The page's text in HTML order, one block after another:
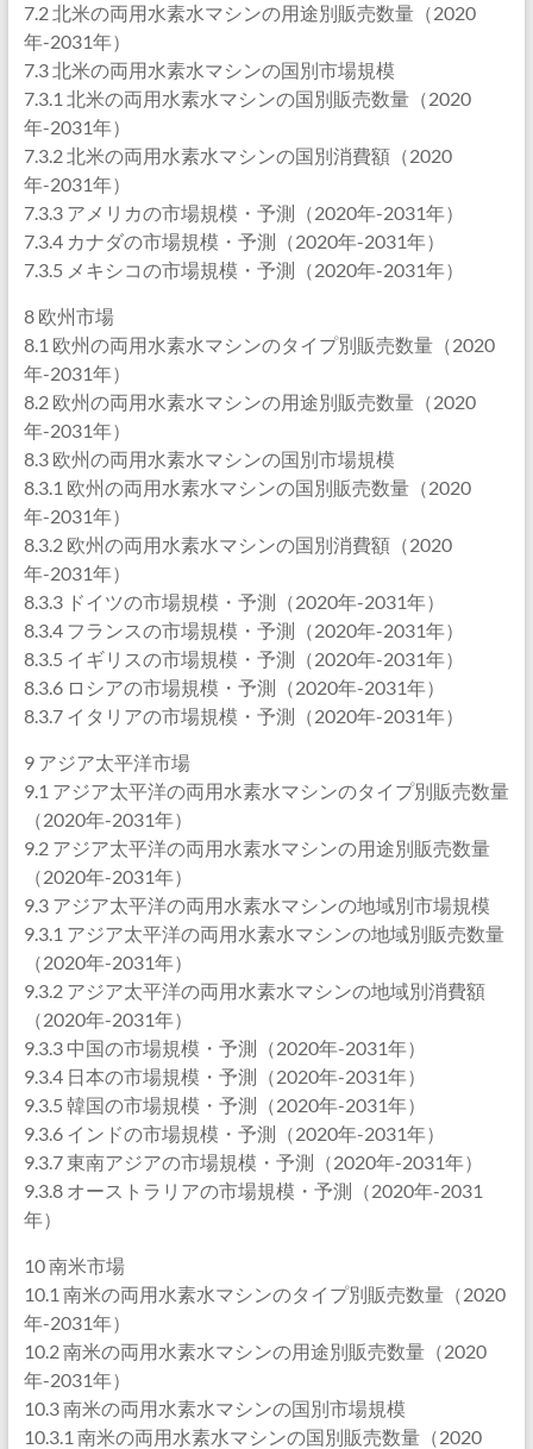
7.2 北米の両用水素水マシンの用途別販売数量（2020
年-2031年）
7.3 北米の両用水素水マシンの国別市場規模
7.3.1 北米の両用水素水マシンの国別販売数量（2020
年-2031年）
7.3.2 北米の両用水素水マシンの国別消費額（2020
年-2031年）
7.3.3 アメリカの市場規模・予測（2020年-2031年）
7.3.4 カナダの市場規模・予測（2020年-2031年）
7.3.5 メキシコの市場規模・予測（2020年-2031年）
8 欧州市場
8.1 欧州の両用水素水マシンのタイプ別販売数量（2020
年-2031年）
8.2 欧州の両用水素水マシンの用途別販売数量（2020
年-2031年）
8.3 欧州の両用水素水マシンの国別市場規模
8.3.1 欧州の両用水素水マシンの国別販売数量（2020
年-2031年）
8.3.2 欧州の両用水素水マシンの国別消費額（2020
年-2031年）
8.3.3 ドイツの市場規模・予測（2020年-2031年）
8.3.4 フランスの市場規模・予測（2020年-2031年）
8.3.5 イギリスの市場規模・予測（2020年-2031年）
8.3.6 ロシアの市場規模・予測（2020年-2031年）
8.3.7 イタリアの市場規模・予測（2020年-2031年）
9 アジア太平洋市場
9.1 アジア太平洋の両用水素水マシンのタイプ別販売数量
（2020年-2031年）
9.2 アジア太平洋の両用水素水マシンの用途別販売数量
（2020年-2031年）
9.3 アジア太平洋の両用水素水マシンの地域別市場規模
9.3.1 アジア太平洋の両用水素水マシンの地域別販売数量
（2020年-2031年）
9.3.2 アジア太平洋の両用水素水マシンの地域別消費額
（2020年-2031年）
9.3.3 中国の市場規模・予測（2020年-2031年）
9.3.4 日本の市場規模・予測（2020年-2031年）
9.3.5 韓国の市場規模・予測（2020年-2031年）
9.3.6 インドの市場規模・予測（2020年-2031年）
9.3.7 東南アジアの市場規模・予測（2020年-2031年）
9.3.8 オーストラリアの市場規模・予測（2020年-2031
年）
10 南米市場
10.1 南米の両用水素水マシンのタイプ別販売数量（2020
年-2031年）
10.2 南米の両用水素水マシンの用途別販売数量（2020
年-2031年）
10.3 南米の両用水素水マシンの国別市場規模
10.3.1 南米の両用水素水マシンの国別販売数量（2020